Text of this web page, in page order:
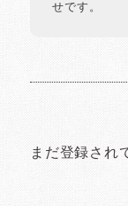
せです。
まだ登録され